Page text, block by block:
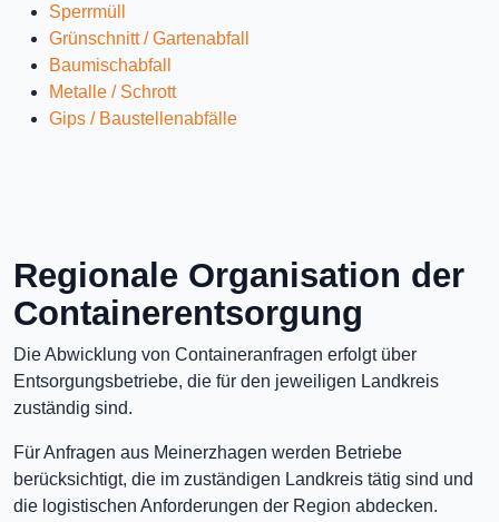
Sperrmüll
Grünschnitt / Gartenabfall
Baumischabfall
Metalle / Schrott
Gips / Baustellenabfälle
Regionale Organisation der
Containerentsorgung
Die Abwicklung von Containeranfragen erfolgt über
Entsorgungsbetriebe, die für den jeweiligen Landkreis
zuständig sind.
Für Anfragen aus Meinerzhagen werden Betriebe
berücksichtigt, die im zuständigen Landkreis tätig sind und
die logistischen Anforderungen der Region abdecken.